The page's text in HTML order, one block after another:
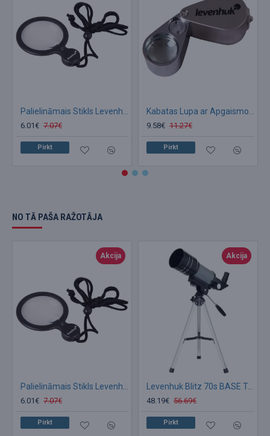
6.01€ 7.07€
Pirkt
9.58€ 11.27€
Pirkt
NO TĀ PAŠA RAŽOTĀJA
Akcija
6.01€ 7.07€
Pirkt
Akcija
Levenhuk Blitz 70s BASE Telescope
48.19€ 56.69€
Pirkt